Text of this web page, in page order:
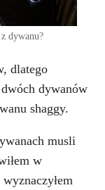
dywanu?
dlatego
dywanów
shaggy.
musli
w